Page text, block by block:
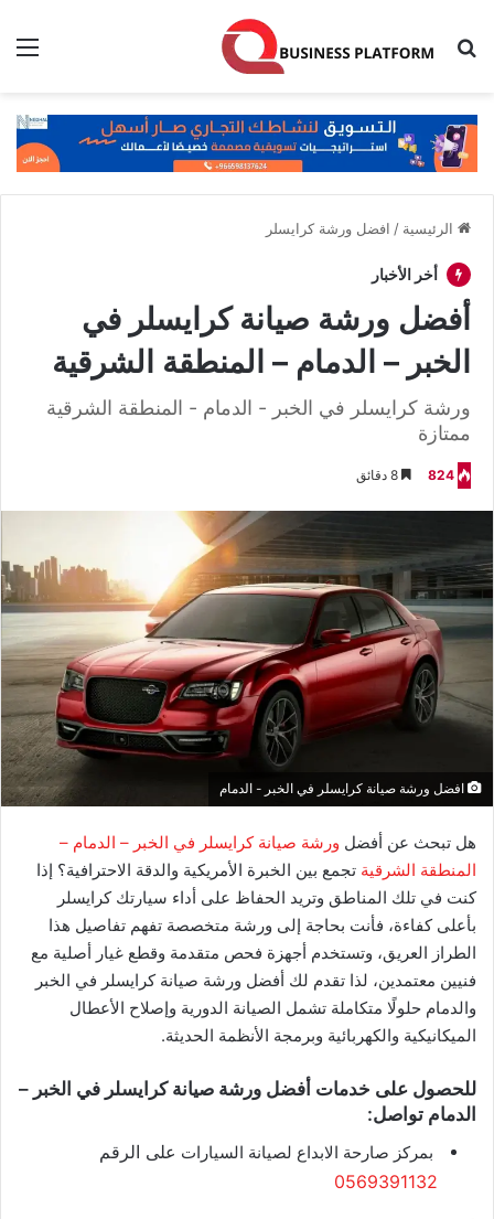
بحث عن
الرئيسية / افضل ورشة كرايسلر
أخر الأخبار
أفضل ورشة صيانة كرايسلر في
الخبر – الدمام – المنطقة الشرقية
ورشة كرايسلر في الخبر - الدمام - المنطقة الشرقية
ممتازة
824
افضل ورشة صيانة كرايسلر في الخبر - الدمام
هل تبحث عن أفضل ورشة صيانة كرايسلر في الخبر – الدمام –
المنطقة الشرقية تجمع بين الخبرة الأمريكية والدقة الاحترافية؟ إذا
كنت في تلك المناطق وتريد الحفاظ على أداء سيارتك كرايسلر
بأعلى كفاءة، فأنت بحاجة إلى ورشة متخصصة تفهم تفاصيل هذا
الطراز العريق، وتستخدم أجهزة فحص متقدمة وقطع غيار أصلية مع
فنيين معتمدين، لذا تقدم لك أفضل ورشة صيانة كرايسلر في الخبر
والدمام حلولًا متكاملة تشمل الصيانة الدورية وإصلاح الأعطال
الميكانيكية والكهربائية وبرمجة الأنظمة الحديثة.
للحصول على خدمات أفضل ورشة صيانة كرايسلر في الخبر –
الدمام تواصل:
بمركز صارحة الابداع لصيانة السيارات على الرقم
0569391132